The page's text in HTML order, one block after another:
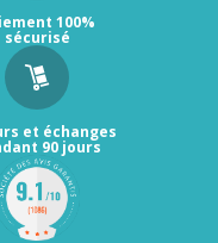
100%
sécurisé
et échanges
90 jours